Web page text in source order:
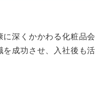
チを防ぐ！ 化粧品業
に深くかかわる化粧品
を成功させ、入社後も